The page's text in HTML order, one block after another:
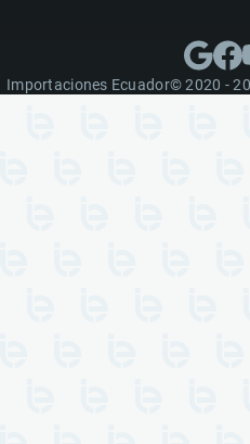
Importaciones Ecuador© 2020 -